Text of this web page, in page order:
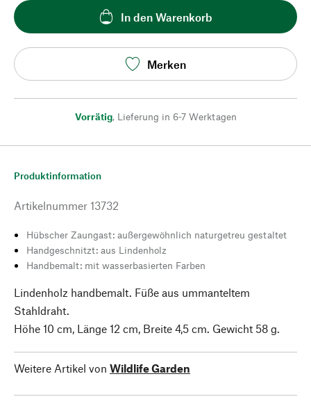
In den Warenkorb
Merken
Vorrätig, Lieferung in 6-7 Werktagen
Produktinformation
Artikelnummer 13732
Hübscher Zaungast: außergewöhnlich naturgetreu gestaltet
Handgeschnitzt: aus Lindenholz
Handbemalt: mit wasserbasierten Farben
Lindenholz handbemalt. Füße aus ummanteltem
Stahldraht.
Höhe 10 cm, Länge 12 cm, Breite 4,5 cm. Gewicht 58 g.
Weitere Artikel von Wildlife Garden